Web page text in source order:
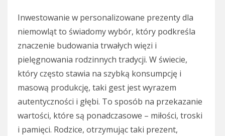
Inwestowanie w personalizowane prezenty dla
niemowląt to świadomy wybór, który podkreśla
znaczenie budowania trwałych więzi i
pielęgnowania rodzinnych tradycji. W świecie,
który często stawia na szybką konsumpcję i
masową produkcję, taki gest jest wyrazem
autentyczności i głębi. To sposób na przekazanie
wartości, które są ponadczasowe – miłości, troski
i pamięci. Rodzice, otrzymując taki prezent,